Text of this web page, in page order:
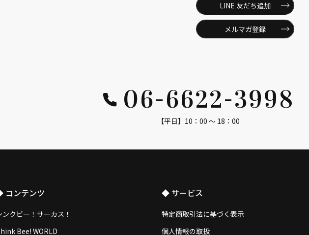
LINE 友だち追加
メルマガ登録
06-6622-3998
【平日】10：00 ～ 18：00
コンテンツ
ンクビー！サーカス！
Bee! WORLD
◆ サービス
特定商取引法に基づく表示
個人情報の取扱